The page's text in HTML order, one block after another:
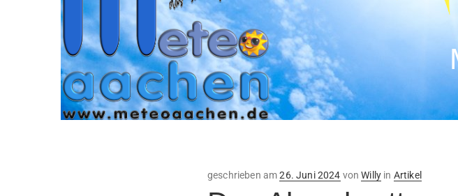
geschrieben amVeröffentlicht
am
26. Juni 2024 vonWilly in Artikel